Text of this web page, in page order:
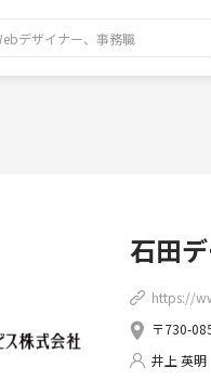
石田
https://
〒730-
井上 英明